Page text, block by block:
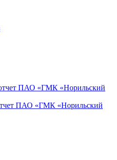
ПАО «ГМК «Норильский
ПАО «ГМК «Норильский